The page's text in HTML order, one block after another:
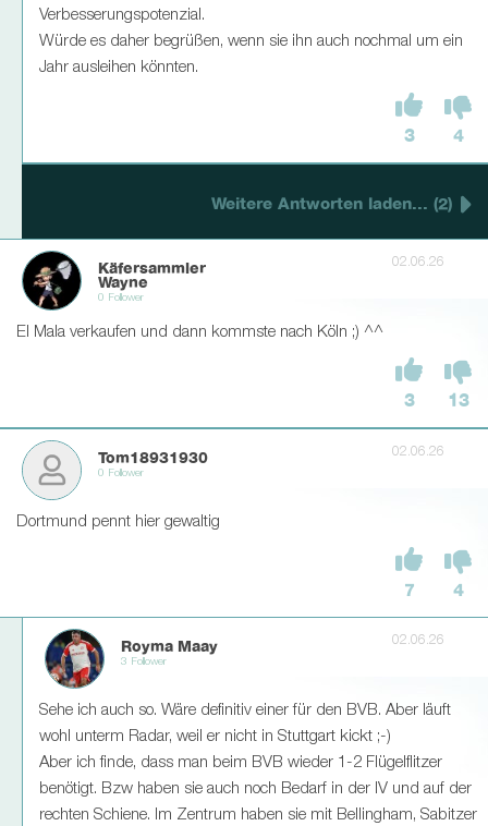
Verbesserungspotenzial.
Würde es daher begrüßen, wenn sie ihn auch nochmal um ein
Jahr ausleihen könnten.
3 4
Weitere Antworten laden... (2)
Käfersammler
Wayne
0 Follower
02.06.26
El Mala verkaufen und dann kommste nach Köln ;) ^^
3 13
Tom18931930
0 Follower
02.06.26
Dortmund pennt hier gewaltig
7 4
Royma Maay
3 Follower
02.06.26
Sehe ich auch so. Wäre definitiv einer für den BVB. Aber läuft
wohl unterm Radar, weil er nicht in Stuttgart kickt ;-)
Aber ich finde, dass man beim BVB wieder 1-2 Flügelflitzer
benötigt. Bzw haben sie auch noch Bedarf in der IV und auf der
rechten Schiene. Im Zentrum haben sie mit Bellingham, Sabitzer